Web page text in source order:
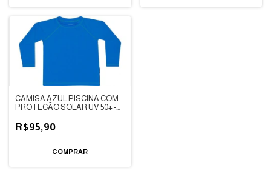
CAMISA AZUL PISCINA COM
PROTECÃO SOLAR UV 50+ -
R$95,90
COMPRAR